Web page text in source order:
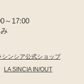
～17:00
シンシア公式ショップ
LA SINCIA IN/OUT